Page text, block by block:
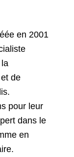
en 2001
de
pour leur
dans le
en